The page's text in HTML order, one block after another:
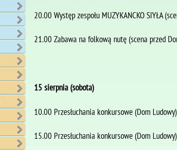
20.00 Występ zespołu MUZYKANCKO SIYŁA
21.00 Zabawa na folkową nutę (scena przed
15 sierpnia (sobota)
10.00 Przesłuchania konkursowe (Dom Ludowy)
15.00 Przesłuchania konkursowe (Dom Ludowy)